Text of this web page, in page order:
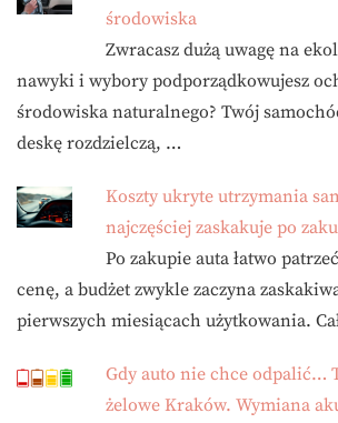
środowiska
Zwracasz dużą uwagę na
nawyki i wybory podporządkowujesz
środowiska naturalnego? Twój
deskę rozdzielczą, …
Koszty ukryte utrzymania
najczęściej zaskakuje po
Po zakupie auta łatwo
cenę, a budżet zwykle zaczyna
pierwszych miesiącach użytkowania.
Gdy auto nie chce odpalić…
żelowe Kraków. Wymiana